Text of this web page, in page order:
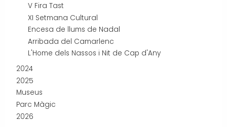
V Fira Tast
XI Setmana Cultural
Encesa de llums de Nadal
Arribada del Camarlenc
L'Home dels Nassos i Nit de Cap d'Any
2024
2025
Museus
Parc Màgic
2026